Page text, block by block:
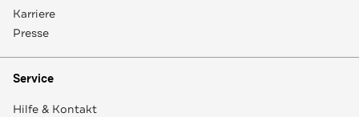
Karriere
Presse
Service
Hilfe & Kontakt